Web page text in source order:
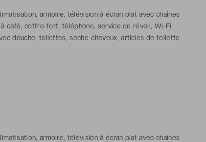
armoire, télévision à écran plat avec chaînes
café, coffre-fort, téléphone, service de réveil, Wi-Fi
douche, toilettes, sèche-cheveux, articles de toilette
armoire, télévision à écran plat avec chaînes